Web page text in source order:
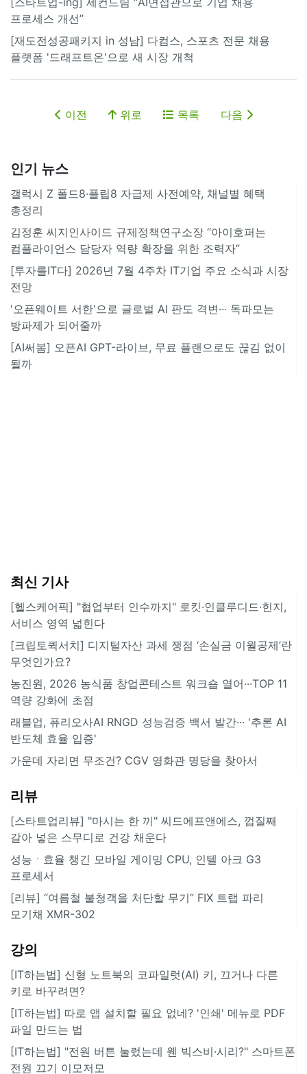
프로세스 개선”
[재도전성공패키지 in 성남] 다컴스, 스포츠 전문 채용
플랫폼 '드래프트온'으로 새 시장 개척
이전 위로 목록 다음
인기 뉴스
갤럭시 Z 폴드8·플립8 자급제 사전예약, 채널별 혜택
총정리
김정훈 씨지인사이드 규제정책연구소장 “아이호퍼는
컴플라이언스 담당자 역량 확장을 위한 조력자”
[투자를IT다] 2026년 7월 4주차 IT기업 주요 소식과 시장
전망
'오픈웨이트 서한'으로 글로벌 AI 판도 격변··· 독파모는
방파제가 되어줄까
[AI써봄] 오픈AI GPT-라이브, 무료 플랜으로도 끊김 없이
될까
최신 기사
[헬스케어픽] "협업부터 인수까지" 로킷·인클루디드·힌지,
서비스 영역 넓힌다
[크립토퀵서치] 디지털자산 과세 쟁점 ‘손실금 이월공제’란
무엇인가요?
농진원, 2026 농식품 창업콘테스트 워크숍 열어···TOP 11
역량 강화에 초점
래블업, 퓨리오사AI RNGD 성능검증 백서 발간··· '추론 AI
반도체 효율 입증'
가운데 자리면 무조건? CGV 영화관 명당을 찾아서
리뷰
[스타트업리뷰] "마시는 한 끼" 씨드에프앤에스, 껍질째
갈아 넣은 스무디로 건강 채운다
성능ㆍ효율 챙긴 모바일 게이밍 CPU, 인텔 아크 G3
프로세서
[리뷰] “여름철 불청객을 처단할 무기” FIX 트랩 파리
모기채 XMR-302
강의
[IT하는법] 신형 노트북의 코파일럿(AI) 키, 끄거나 다른
키로 바꾸려면?
[IT하는법] 따로 앱 설치할 필요 없네? '인쇄' 메뉴로 PDF
파일 만드는 법
[IT하는법] "전원 버튼 눌렀는데 웬 빅스비·시리?" 스마트폰
전원 끄기 이모저모